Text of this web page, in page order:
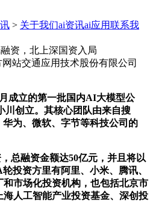
> 关于我们ai资讯ai应用联系我
资，北上深国资入局
站交通应用技术股份有限公司
立的第一批国内AI大模型公
川创立。其核心团队由来自搜
华为、微软、字节等科技公司的
融资金额达50亿元，并且将以
投资方里有阿里、小米、腾讯、
市场化投资机构，也包括北京市
海人工智能产业投资基金、深创投